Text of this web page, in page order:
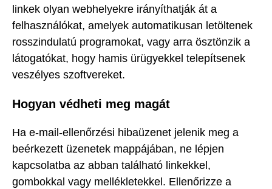
linkek olyan webhelyekre irányíthatják át a
felhasználókat, amelyek automatikusan letöltenek
rosszindulatú programokat, vagy arra ösztönzik a
látogatókat, hogy hamis ürügyekkel telepítsenek
veszélyes szoftvereket.
Hogyan védheti meg magát
Ha e-mail-ellenőrzési hibaüzenet jelenik meg a
beérkezett üzenetek mappájában, ne lépjen
kapcsolatba az abban található linkekkel,
gombokkal vagy mellékletekkel. Ellenőrizze a